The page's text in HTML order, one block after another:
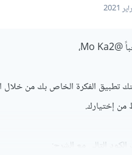
@Mo Ka2 ،
من إختيارك.
الكود التالي مع الشرح: